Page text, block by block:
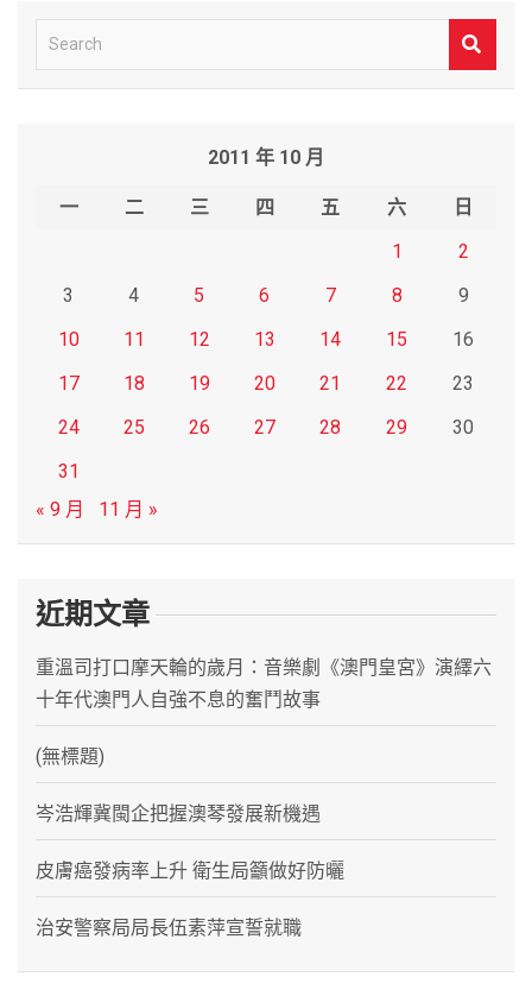
e
2011 年 10 月
一 二 三 四 五 六
日
1
2
3
4 5 6 7 8
9
10
11 12 13 14 15
16
17
18 19 20 21 22
23
24
25 26 27 28 29
30
31
« 9 月
11 月 »
近期文章
重溫司打口摩天輪的歲月：音樂劇《澳門皇宮》演繹六
十年代澳門人自強不息的奮鬥故事
(無標題)
岑浩輝冀閩企把握澳琴發展新機遇
皮膚癌發病率上升 衛生局籲做好防曬
治安警察局局長伍素萍宣誓就職